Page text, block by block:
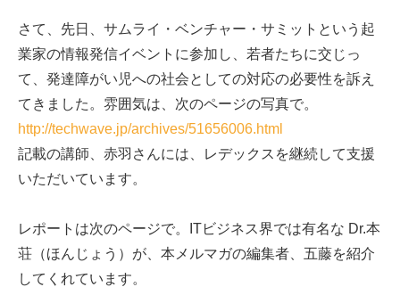
さて、先日、サムライ・ベンチャー・サミットという起
業家の情報発信イベントに参加し、若者たちに交じっ
て、発達障がい児への社会としての対応の必要性を訴え
てきました。雰囲気は、次のページの写真で。
http://techwave.jp/archives/51656006.html
記載の講師、赤羽さんには、レデックスを継続して支援
いただいています。
レポートは次のページで。ITビジネス界では有名な Dr.本
荘（ほんじょう）が、本メルマガの編集者、五藤を紹介
してくれています。